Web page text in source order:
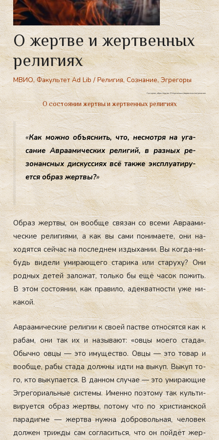
О жертве и жертвенных
религиях
МВИО,Факультет Ad Lib/Религия,Сознание,Эгрегоры
Состояние, образ жертвы. О жертвенных (авраамических) религиях
О состоянии жертвы и жертвенных религиях
«Как мож­но объ­яс­нить, что, нес­мотря на уга­
сание Ав­ра­ами­чес­ких ре­лигий, в раз­ных ре­
зонан­сных дис­кусси­ях всё так­же экс­плу­ати­ру­
ет­ся об­раз жер­твы?»
Об­раз жер­твы, он во­об­ще свя­зан со все­ми Ав­ра­ами­
чес­кие ре­лиги­ями, а как вы са­ми по­нима­ете, они на­
ходят­ся сей­час на пос­леднем из­ды­хании. Вы ког­да-ни­
будь ви­дели уми­ра­юще­го ста­рика или ста­руху? Они
род­ных де­тей за­ложат, толь­ко бы ещё ча­сок по­жить.
В этом сос­то­янии, как пра­вило, адек­ватнос­ти уже ни­
какой.
Ав­ра­ами­чес­кие ре­лигии к сво­ей пас­тве от­но­сят­ся как к
ра­бам, они так их и на­зыва­ют: «ов­цы мо­его ста­да».
Обыч­но ов­цы — это иму­щес­тво. Ов­цы — это то­вар и
во­об­ще, ра­бы ста­да дол­жны ид­ти на вы­куп. Вы­куп то­
го, кто вы­купа­ет­ся. В дан­ном слу­чае — это уми­ра­ющие
Эг­ре­гори­аль­ные сис­те­мы. Имен­но по­это­му так куль­ти­
виру­ет­ся об­раз жер­твы, по­тому что по хрис­ти­ан­ской
па­радиг­ме — жер­тва нуж­на доб­ро­воль­ная, че­ловек
дол­жен триж­ды сам сог­ла­сить­ся, что он пой­дёт жер­